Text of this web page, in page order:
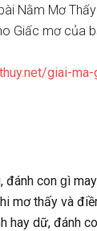
Nằm Mơ
Giấc mơ của
giai-ma-
con ɡì
mơ thấy và
hay dữ, đánh